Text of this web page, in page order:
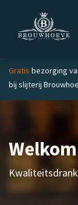
Gratis bezorging
bij slijterij